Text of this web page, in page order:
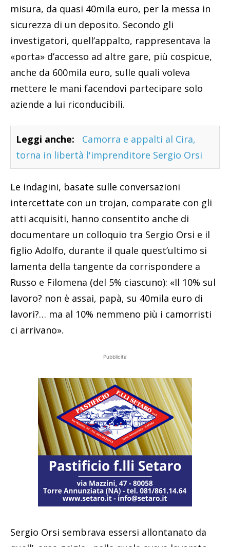
misura, da quasi 40mila euro, per la messa in
sicurezza di un deposito. Secondo gli
investigatori, quell’appalto, rappresentava la
«porta» d’accesso ad altre gare, più cospicue,
anche da 600mila euro, sulle quali voleva
mettere le mani facendovi partecipare solo
aziende a lui riconducibili.
Leggi anche:
Camorra e appalti al Cira,
torna in libertà l'imprenditore Sergio Orsi
Le indagini, basate sulle conversazioni
intercettate con un trojan, comparate con gli
atti acquisiti, hanno consentito anche di
documentare un colloquio tra Sergio Orsi e il
figlio Adolfo, durante il quale quest’ultimo si
lamenta della tangente da corrispondere a
Russo e Filomena (del 5% ciascuno): «Il 10% sul
lavoro? non è assai, papà, su 40mila euro di
lavori?… ma al 10% nemmeno più i camorristi
ci arrivano».
Pubblicità
Sergio Orsi sembrava essersi allontanato da